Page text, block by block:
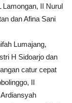
Lamongan, II Nurul
dan Afina Sani
Lumajang,
H Sidoarjo dan
catur cepat
II